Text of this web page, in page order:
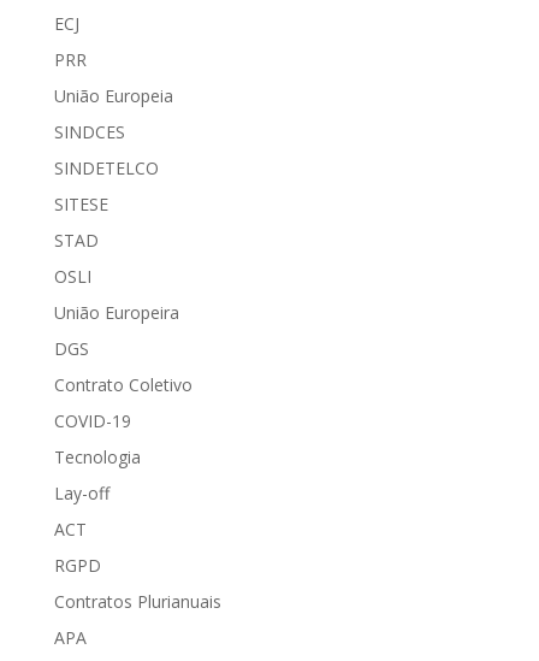
ECJ
PRR
União Europeia
SINDCES
SINDETELCO
SITESE
STAD
OSLI
União Europeira
DGS
Contrato Coletivo
COVID-19
Tecnologia
Lay-off
ACT
RGPD
Contratos Plurianuais
APA